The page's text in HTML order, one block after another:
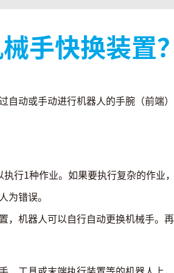
手快换装置
自动或手动进行机器人的手腕（前端
行1种作业。如果要执行复杂的作
为错误。
，机器人可以自行自动更换机械手。